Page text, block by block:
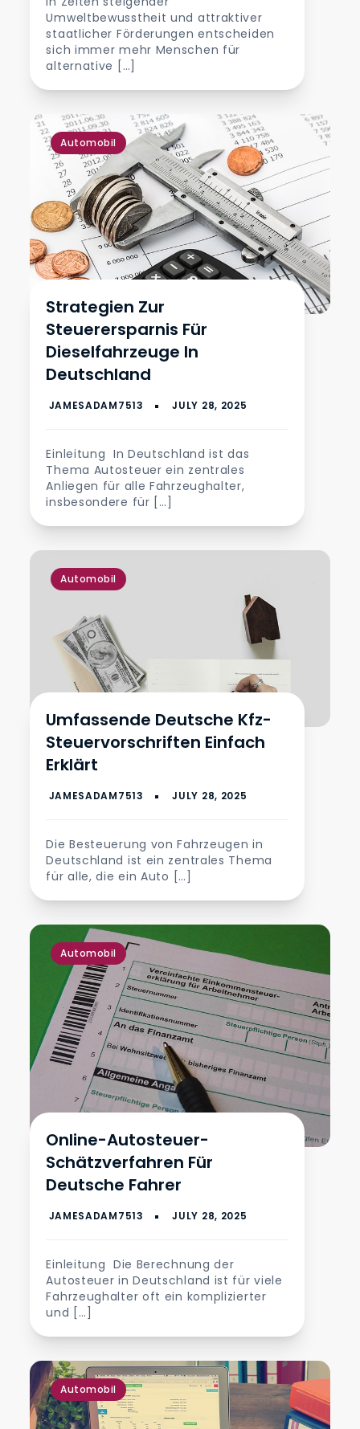
Umweltbewusstheit und attraktiver
staatlicher Förderungen entscheiden
sich immer mehr Menschen für
alternative […]
Automobil
Strategien Zur
Steuerersparnis Für
Dieselfahrzeuge In
Deutschland
Einleitung In Deutschland ist das
Thema Autosteuer ein zentrales
Anliegen für alle Fahrzeughalter,
insbesondere für […]
Automobil
Umfassende Deutsche Kfz-
Steuervorschriften Einfach
Erklärt
Die Besteuerung von Fahrzeugen in
Deutschland ist ein zentrales Thema
für alle, die ein Auto […]
Automobil
Online-Autosteuer-
Schätzverfahren Für
Deutsche Fahrer
Einleitung Die Berechnung der
Autosteuer in Deutschland ist für viele
Fahrzeughalter oft ein komplizierter
und […]
Automobil